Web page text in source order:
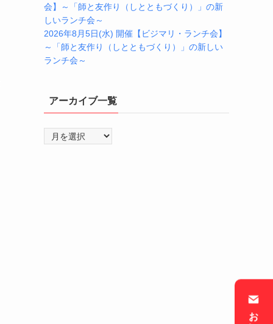
会】～「師と友作り（しとともづくり）」の新
しいランチ会～
2026年8月5日(水) 開催【ビジマリ・ランチ会】
～「師と友作り（しとともづくり）」の新しい
ランチ会～
アーカイブ一覧
ー